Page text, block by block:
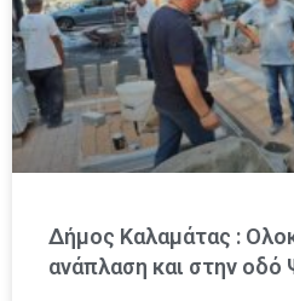
Δήμος Καλαμάτας :
ανάπλαση και στην οδό